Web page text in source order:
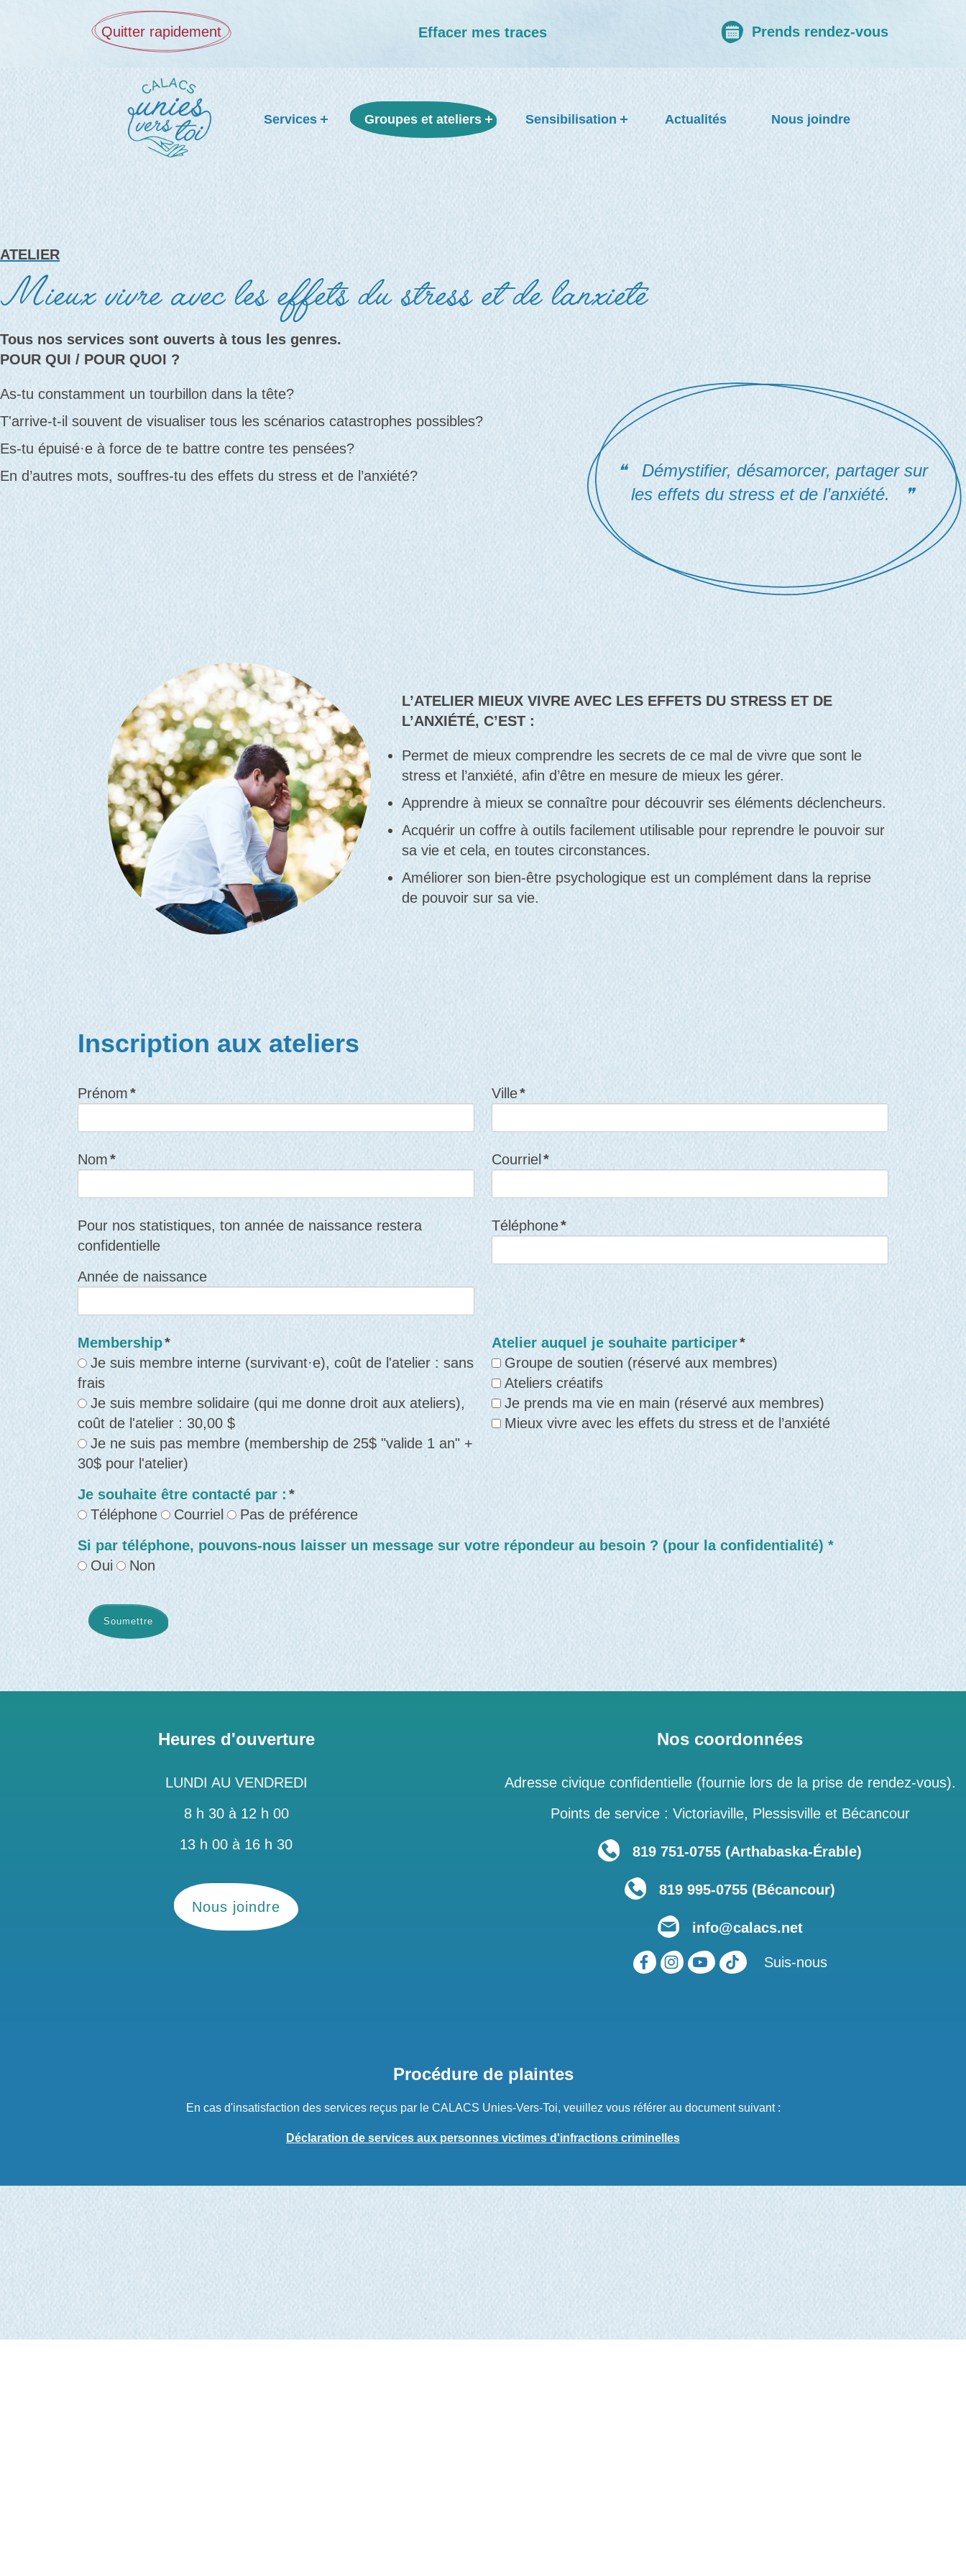
Quitter rapidement Effacer mes traces Prends rendez-vous
Services Groupes et ateliers Sensibilisation Actualités Nous joindre
ATELIER
Mieux vivre avec les effets du stress et de l’anxiété
Tous nos services sont ouverts à tous les genres.
POUR QUI / POUR QUOI ?
As-tu constamment un tourbillon dans la tête?
T'arrive-t-il souvent de visualiser tous les scénarios catastrophes possibles?
Es-tu épuisé·e à force de te battre contre tes pensées?
En d’autres mots, souffres-tu des effets du stress et de l’anxiété?
Démystifier, désamorcer, partager sur
les effets du stress et de l’anxiété.
L’ATELIER MIEUX VIVRE AVEC LES EFFETS DU STRESS ET DE
L’ANXIÉTÉ, C’EST :
Permet de mieux comprendre les secrets de ce mal de vivre que sont le
stress et l’anxiété, afin d’être en mesure de mieux les gérer.
Apprendre à mieux se connaître pour découvrir ses éléments déclencheurs.
Acquérir un coffre à outils facilement utilisable pour reprendre le pouvoir sur
sa vie et cela, en toutes circonstances.
Améliorer son bien-être psychologique est un complément dans la reprise
de pouvoir sur sa vie.
Inscription aux ateliers
Prénom*
Nom*
Pour nos statistiques, ton année de naissance restera
confidentielle
Année de naissance
Ville*
Courriel*
Téléphone*
Membership*
Je suis membre interne (survivant·e), coût de l'atelier : sans
frais
Je suis membre solidaire (qui me donne droit aux ateliers),
coût de l'atelier : 30,00 $
Je ne suis pas membre (membership de 25$ "valide 1 an" +
30$ pour l'atelier)
Atelier auquel je souhaite participer*
Groupe de soutien (réservé aux membres)
Ateliers créatifs
Je prends ma vie en main (réservé aux membres)
Mieux vivre avec les effets du stress et de l’anxiété
Je souhaite être contacté par : *
Téléphone
Courriel
Pas de préférence
Si par téléphone, pouvons-nous laisser un message sur votre répondeur au besoin ? (pour la confidentialité) *
Oui
Non
Soumettre
Heures d'ouverture
LUNDI AU VENDREDI
8 h 30 à 12 h 00
13 h 00 à 16 h 30
Nous joindre
Nos coordonnées
Adresse civique confidentielle (fournie lors de la prise de rendez-vous).
Points de service : Victoriaville, Plessisville et Bécancour
819 751‑0755 (Arthabaska-Érable)
819 995-0755 (Bécancour)
info@calacs.net
Suis-nous
Procédure de plaintes
En cas d'insatisfaction des services reçus par le CALACS Unies-Vers-Toi, veuillez vous référer au document suivant :
Déclaration de services aux personnes victimes d'infractions criminelles